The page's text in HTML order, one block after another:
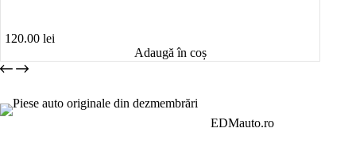
120.00 lei
Adaugă în coș
EDMauto.ro